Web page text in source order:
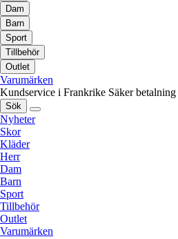
Dam
Barn
Sport
Tillbehör
Outlet
Varumärken
Kundservice i Frankrike Säker betalning
Sök
Nyheter
Skor
Kläder
Herr
Dam
Barn
Sport
Tillbehör
Outlet
Varumärken